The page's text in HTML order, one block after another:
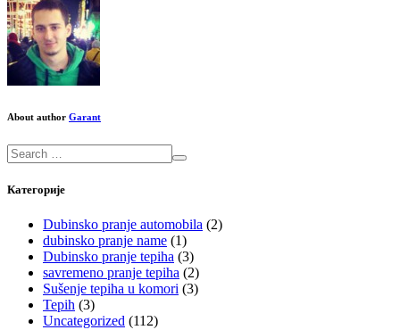
About author Garant
Категорије
Dubinsko pranje automobila (2)
dubinsko pranje name (1)
Dubinsko pranje tepiha (3)
savremeno pranje tepiha (2)
Sušenje tepiha u komori (3)
Tepih (3)
Uncategorized (112)